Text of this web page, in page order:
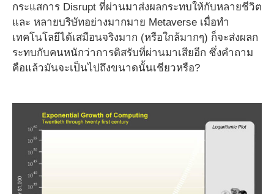
กระแสการ Disrupt ที่ผ่านมาส่งผลกระทบให้กับหลายชีวิต
และ หลายบริษัทอย่างมากมาย Metaverse เมื่อทำ
เทคโนโลยีได้เสมือนจริงมาก (หรือใกล้มากๆ) ก็จะส่งผลก
ระทบกับคนหนักว่าการดิสรับที่ผ่านมาเสียอีก ซึ่งคำถาม
คือแล้วมันจะเป็นไปถึงขนาดนั้นเชียวหรือ?